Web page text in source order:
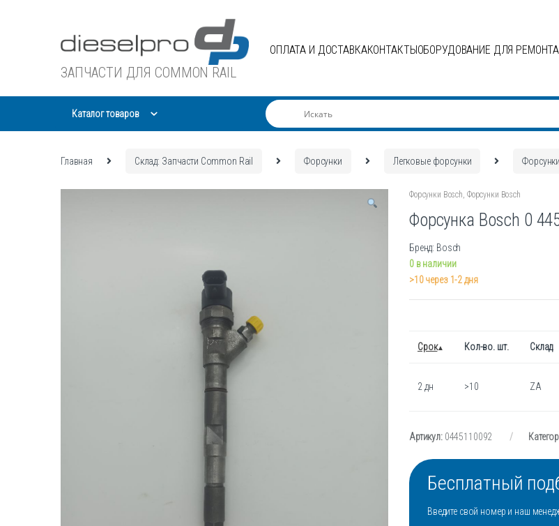
ЗАПЧАСТИ ДЛЯ COMMON RAIL
ОПЛАТА И ДОСТАВКАКОНТАКТЫ ОБОРУДОВАНИЕ ДЛЯ РЕМОНТА
Каталог товаров
Главная Склад: Запчасти Common Rail Форсунки Легковые форсунки
Форсунки Bosch, Форсунки Bosch
Форсунка Bosch 0
Бренд: Bosch
0 в наличии
>10 через 1-2 дня
Срок Кол-во. шт. Склад
2 дн >10 ZA
Артикул: 0445110092
Бесплатный
Введите свой номер и наш